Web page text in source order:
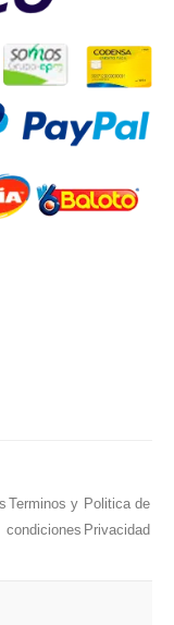
Terminos y
condiciones
Politica de
Privacidad